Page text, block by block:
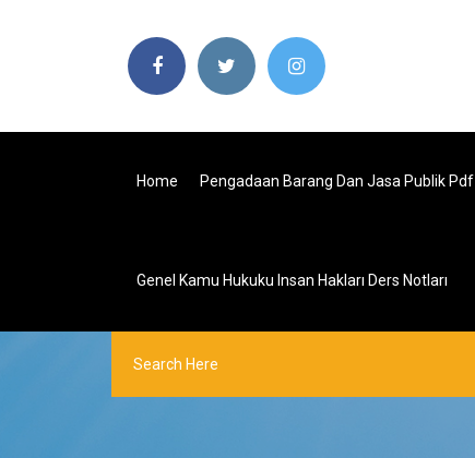
Home Pengadaan Barang Dan Jasa Publik Pdf
Genel Kamu Hukuku Insan Hakları Ders Notları